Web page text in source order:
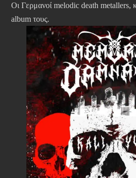
Οι Γερμανοί melodic death metallers,
album τους.